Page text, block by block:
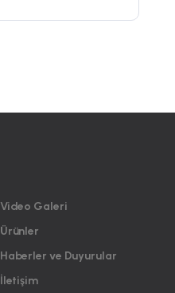
Video Galeri
Ürünler
Haberler ve Duyurular
İletişim